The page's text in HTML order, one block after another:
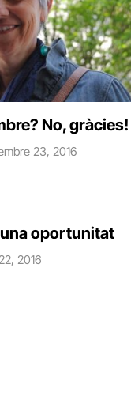
No, gràcies!
23, 2016
oportunitat
2016